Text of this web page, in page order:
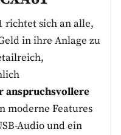
richtet sich an alle,
in ihre Anlage zu
anspruchsvollere
moderne Features
Audio und ein